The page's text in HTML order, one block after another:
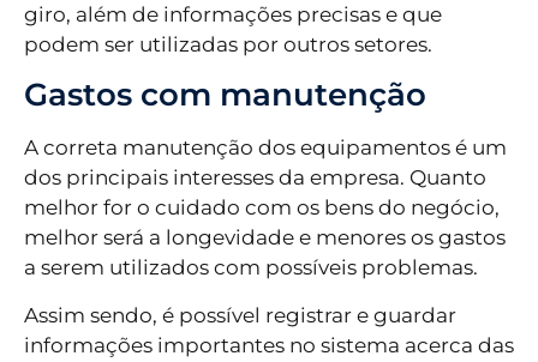
giro, além de informações precisas e que
podem ser utilizadas por outros setores.
Gastos com manutenção
A correta manutenção dos equipamentos é um
dos principais interesses da empresa. Quanto
melhor for o cuidado com os bens do negócio,
melhor será a longevidade e menores os gastos
a serem utilizados com possíveis problemas.
Assim sendo, é possível registrar e guardar
informações importantes no sistema acerca das